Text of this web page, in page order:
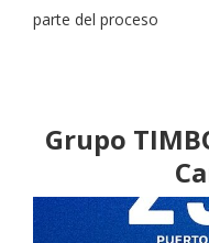
parte del proceso
Grupo